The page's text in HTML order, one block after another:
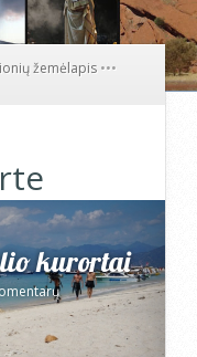
žemėlapis •••
kurortai